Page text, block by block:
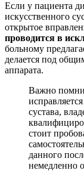
Если у пациента
искусственного
открытое
проводится в
больному
делается под
аппарата.
Важно
сустава,
стоит
данного
немедленно